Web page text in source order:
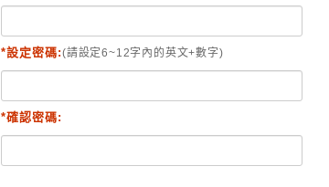
*設定密碼:(請設定6~12字內的英文+數字)
*確認密碼: